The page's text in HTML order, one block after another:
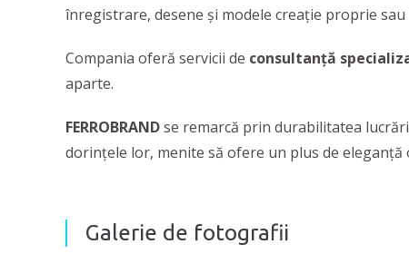
înregistrare, desene și modele creație proprie sau
Compania oferă servicii de consultanță
aparte.
FERROBRANDse remarcă prin durabilitatea
dorinţele lor, menite să ofere un plus de eleganţă
Galerie de fotografii